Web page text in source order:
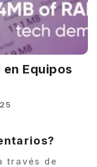
en Equipos
través de